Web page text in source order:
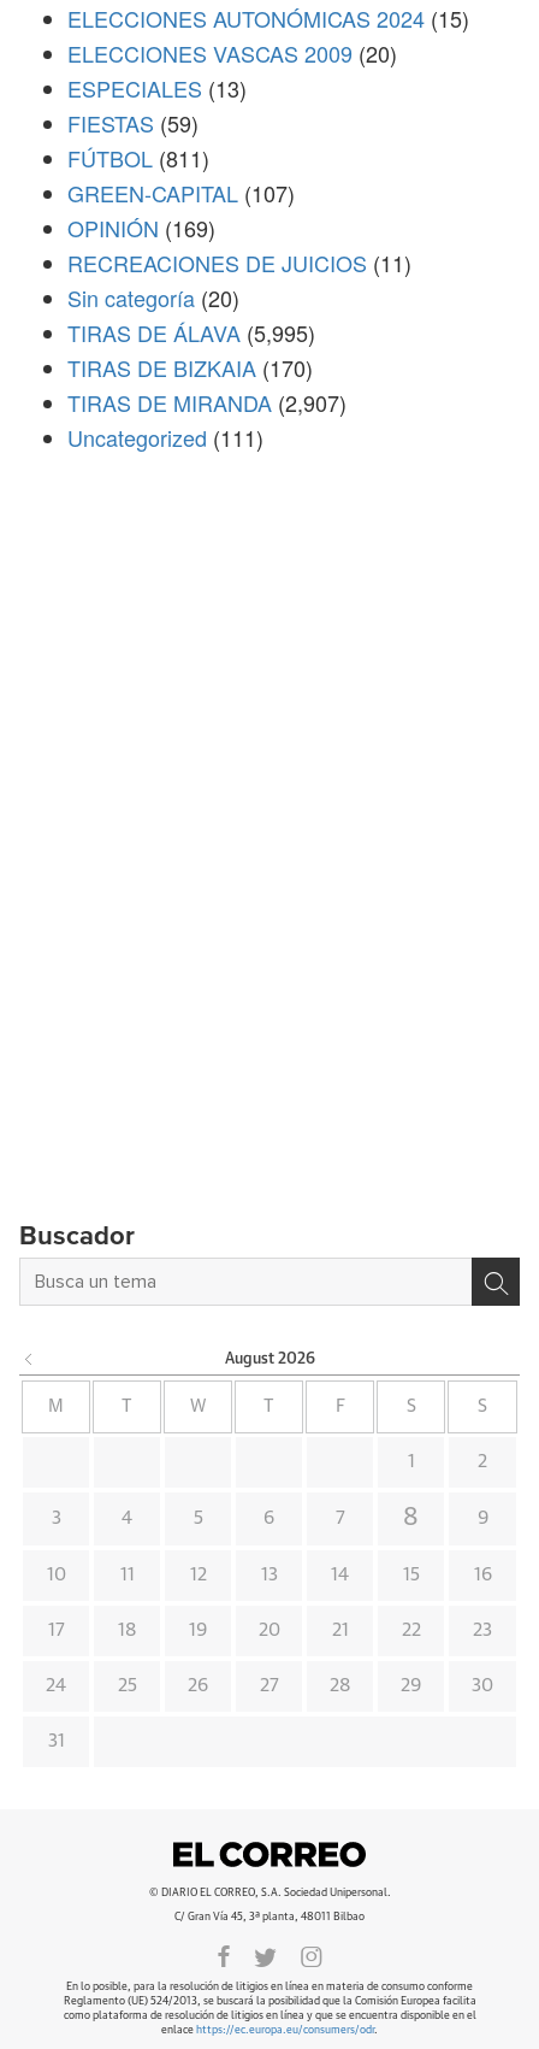
ELECCIONES AUTONÓMICAS 2024 (15)
ELECCIONES VASCAS 2009 (20)
ESPECIALES (13)
FIESTAS (59)
FÚTBOL (811)
GREEN-CAPITAL (107)
OPINIÓN (169)
RECREACIONES DE JUICIOS (11)
Sin categoría (20)
TIRAS DE ÁLAVA (5,995)
TIRAS DE BIZKAIA (170)
TIRAS DE MIRANDA (2,907)
Uncategorized (111)
Buscador
August 2026
M W F S S
1 2
3 4 5 6 7 8 9
10 11 12 13 14 15 16
17 18 19 20 21 22 23
24 25 26 27 28 29 30
31
© DIARIO EL CORREO, S.A. Sociedad Unipersonal.
C/ Gran Vía 45, 3ª planta, 48011 Bilbao
En lo posible, para la resolución de litigios en línea en materia de consumo conforme
Reglamento (UE) 524/2013, se buscará la posibilidad que la Comisión Europea facilita
como plataforma de resolución de litigios en línea y que se encuentra disponible en el
enlace https://ec.europa.eu/consumers/odr.